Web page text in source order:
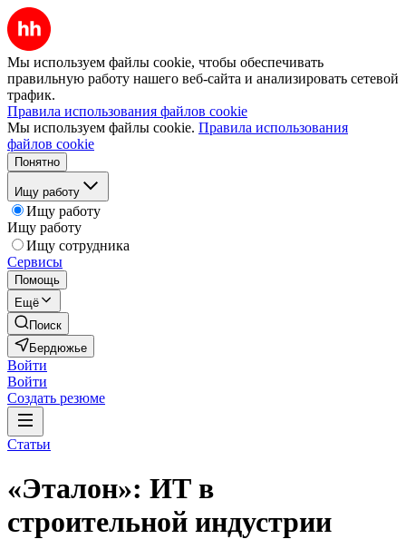
Мы используем файлы cookie, чтобы обеспечивать
правильную работу нашего веб-сайта и анализировать сетевой
трафик.
Правила использования файлов cookie
Мы используем файлы cookie. Правила использования
файлов cookie
Понятно
Ищу работу
Ищу работу
Ищу работу
Ищу сотрудника
Сервисы
Помощь
Ещё
Поиск
Бердюжье
Войти
Войти
Создать резюме
Статьи
«Эталон»: ИТ в
строительной индустрии